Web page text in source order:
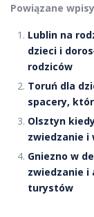
Powiązane
Lublin na
dzieci i
rodziców
Toruń dla
spacery,
Olsztyn
zwiedzanie i
Gniezno w
zwiedzanie i
turystów